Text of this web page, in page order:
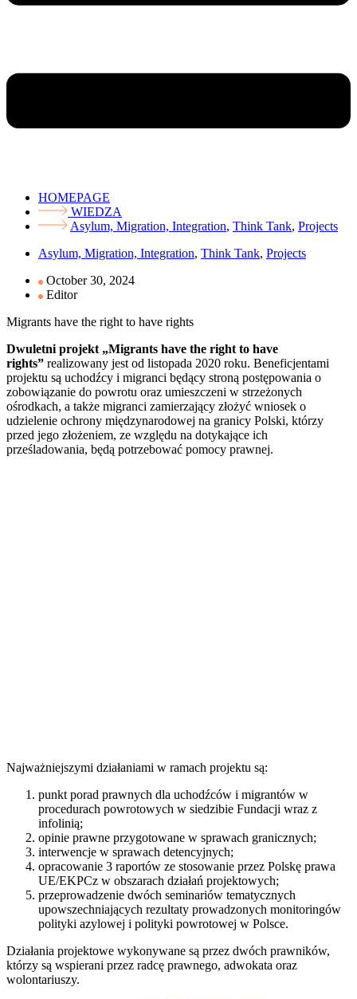
HOMEPAGE
WIEDZA
Asylum, Migration, Integration, Think Tank, Projects
Asylum, Migration, Integration, Think Tank, Projects
October 30, 2024
Editor
Migrants have the right to have rights
Dwuletni projekt „Migrants have the right to have
rights” realizowany jest od listopada 2020 roku. Beneficjentami
projektu są uchodźcy i migranci będący stroną postępowania o
zobowiązanie do powrotu oraz umieszczeni w strzeżonych
ośrodkach, a także migranci zamierzający złożyć wniosek o
udzielenie ochrony międzynarodowej na granicy Polski, którzy
przed jego złożeniem, ze względu na dotykające ich
prześladowania, będą potrzebować pomocy prawnej.
Najważniejszymi działaniami w ramach projektu są:
punkt porad prawnych dla uchodźców i migrantów w
procedurach powrotowych w siedzibie Fundacji wraz z
infolinią;
opinie prawne przygotowane w sprawach granicznych;
interwencje w sprawach detencyjnych;
opracowanie 3 raportów ze stosowanie przez Polskę prawa
UE/EKPCz w obszarach działań projektowych;
przeprowadzenie dwóch seminariów tematycznych
upowszechniających rezultaty prowadzonych monitoringów
polityki azylowej i polityki powrotowej w Polsce.
Działania projektowe wykonywane są przez dwóch prawników,
którzy są wspierani przez radcę prawnego, adwokata oraz
wolontariuszy.